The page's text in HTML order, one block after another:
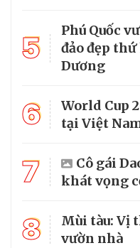
5
Phú Quốc
đảo đẹp
Dương
6
World Cup
tại Việt
7
Cô gái
khát vọng
8
Mùi tàu: Vị
vườn nhà